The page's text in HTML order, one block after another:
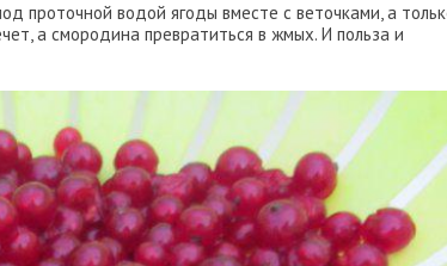
проточной водой ягоды вместе с веточками, а
а смородина превратиться в жмых. И польза и